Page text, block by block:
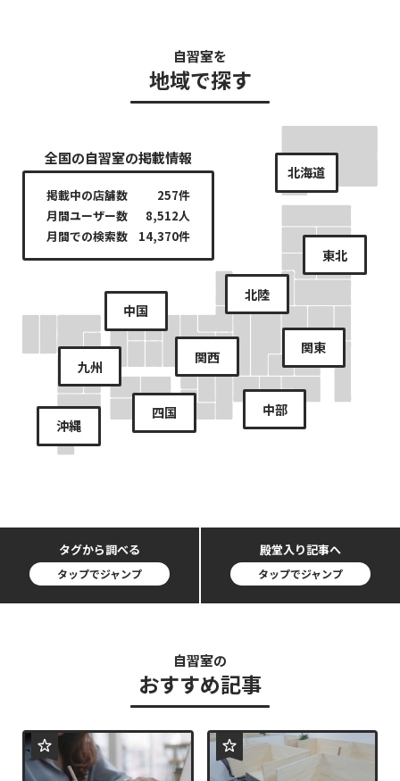
自習室を
地域で探す
全国の自習室の掲載情報
掲載中の店舗数
257件
月間ユーザー数
8,512人
月間での検索数
14,370件
北海道
関東
中部
関西
中国
四国
九州
北陸
東北
沖縄
タグから調べる
タップでジャンプ
殿堂入り記事へ
タップでジャンプ
自習室の
おすすめ記事